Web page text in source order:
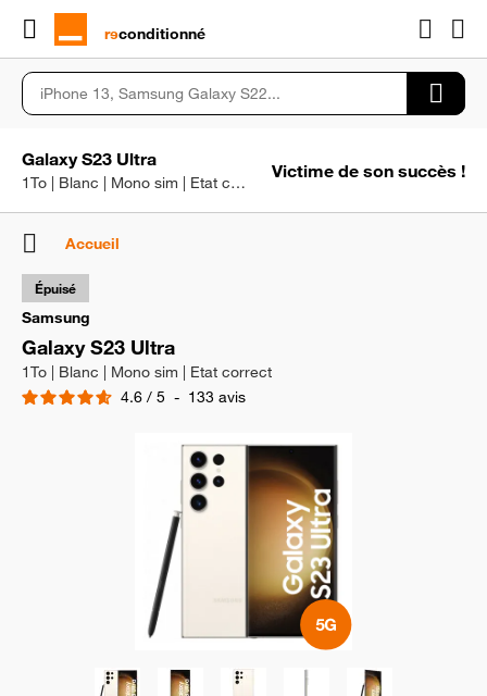
rɘconditionné
Galaxy S23 Ultra
1To | Blanc | Mono sim | Etat correct
Victime de son succès !
Accueil
Samsung
Galaxy S23 Ultra
1To | Blanc | Mono sim | Etat correct
4.6 / 5 - 133 avis
Épuisé